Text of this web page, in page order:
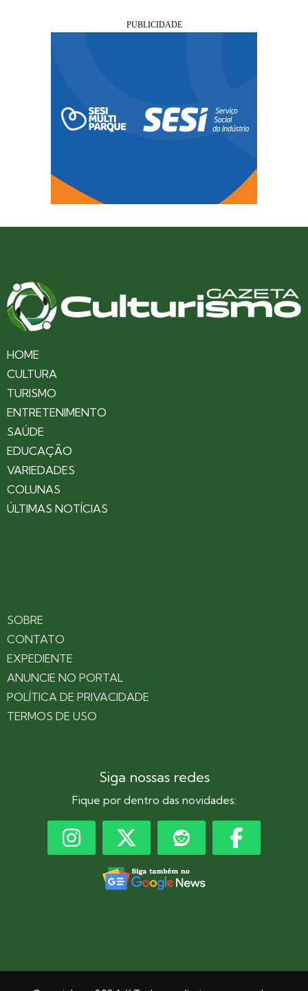
HOME
CULTURA
TURISMO
ENTRETENIMENTO
SAÚDE
EDUCAÇÃO
VARIEDADES
COLUNAS
ÚLTIMAS NOTÍCIAS
SOBRE
CONTATO
EXPEDIENTE
ANUNCIE NO PORTAL
POLÍTICA DE PRIVACIDADE
TERMOS DE USO
Siga nossas redes
Fique por dentro das novidades: